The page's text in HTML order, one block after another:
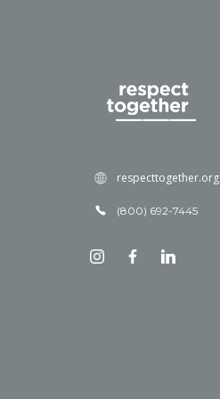
respecttogether.org
(800) 692-7445